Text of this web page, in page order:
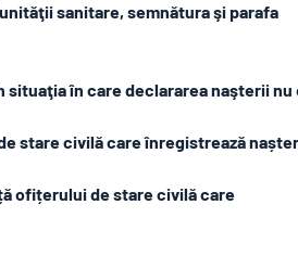
sanitare, semnătura şi parafa
în care declararea naşterii nu
stare civilă care înregistrează
ofițerului de stare civilă care